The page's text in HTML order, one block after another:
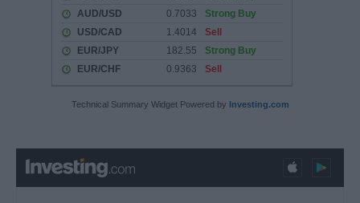
Technical Summary Widget Powered by Investing.com